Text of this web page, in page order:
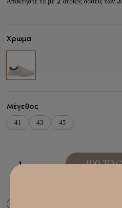
was:
τιμή
65,00 €.
Χρώμα
Μέγεθος
41 43 45
U.S.
Grand
+ ADD TO